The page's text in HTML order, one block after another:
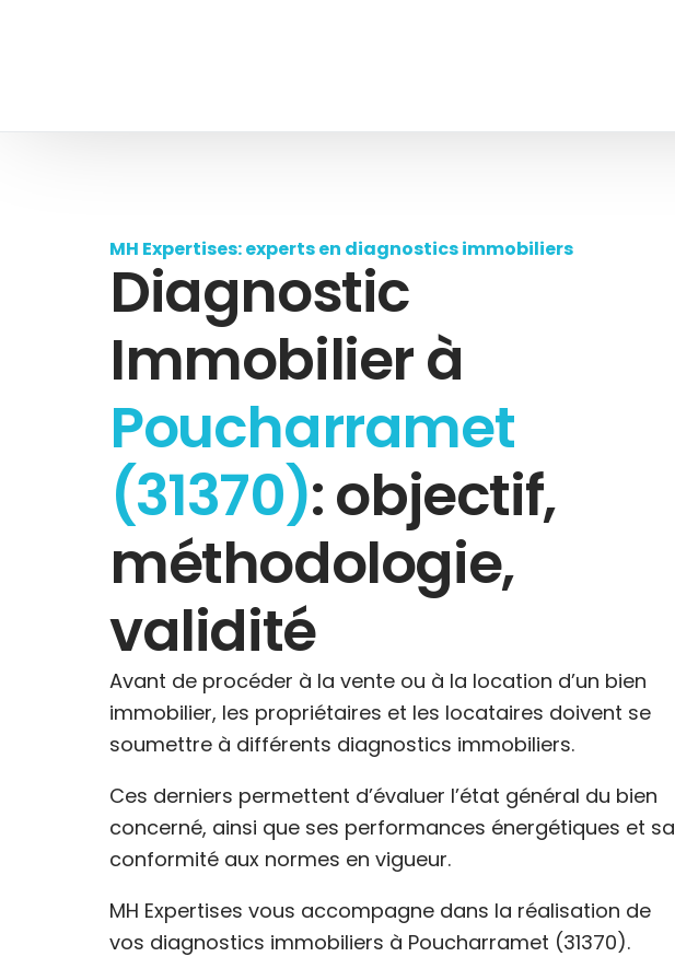
MH Expertises: experts en diagnostics immobiliers
Diagnostic
Immobilier à
Poucharramet
(31370): objectif,
méthodologie,
validité
Avant de procéder à la vente ou à la location d’un bien
immobilier, les propriétaires et les locataires doivent se
soumettre à différents diagnostics immobiliers.
Ces derniers permettent d’évaluer l’état général du bien
concerné, ainsi que ses performances énergétiques et sa
conformité aux normes en vigueur.
MH Expertises vous accompagne dans la réalisation de
vos diagnostics immobiliers à Poucharramet (31370).